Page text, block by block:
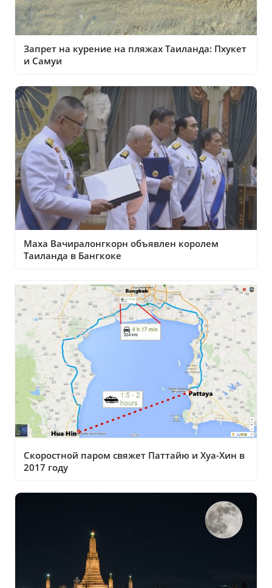
Запрет на курение на пляжах Таиланда: Пхукет
и Самуи
Маха Вачиралонгкорн объявлен королем
Таиланда в Бангкоке
Скоростной паром свяжет Паттайю и Хуа-Хин в
2017 году